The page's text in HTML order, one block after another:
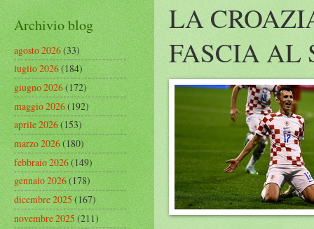
LA
FASCIA AL
Archivio blog
agosto 2026(33)
luglio 2026(184)
giugno 2026(172)
maggio 2026(192)
aprile 2026(153)
marzo 2026(180)
febbraio 2026(149)
gennaio 2026(178)
dicembre 2025(167)
novembre 2025(211)